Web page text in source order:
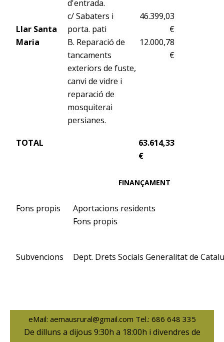
Llar Santa
Maria
d'entrada.
c/ Sabaters i
porta. pati
B. Reparació de
tancaments
exteriors de fuste,
canvi de vidre i
reparació de
mosquiterai
persianes.
46.399,03
€
12.000,78
€
TOTAL
63.614,33
€
FINANÇAMENT
Fons propis
Aportacions residents
Fons propis
Subvencions Dept. Drets Socials Generalitat de
eMail: aemausrural@gmail.com Tel.: 686 648 335
De dilluns a dijous 9:30h a 18:00h i divendres de